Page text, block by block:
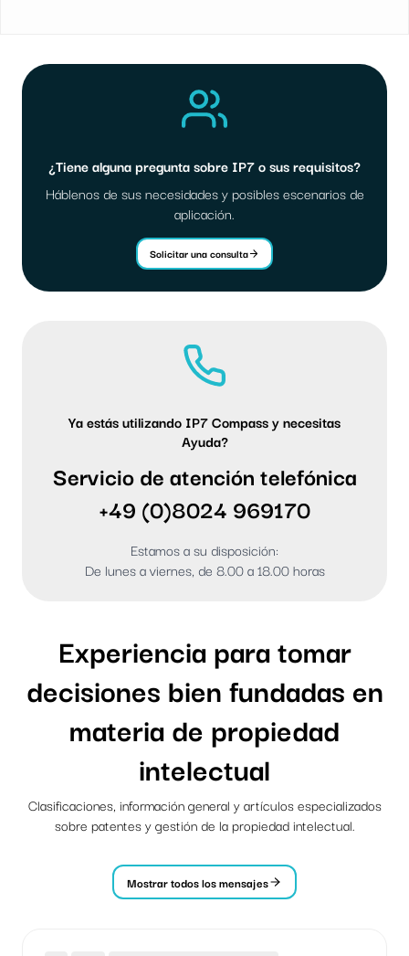
¿Tiene alguna pregunta sobre IP7 o sus requisitos?
Háblenos de sus necesidades y posibles escenarios de
aplicación.
Solicitar una consulta
Ya estás utilizando IP7 Compass y necesitas
Ayuda?
Servicio de atención telefónica
+49 (0)8024 969170
Estamos a su disposición:
De lunes a viernes, de 8.00 a 18.00 horas
Experiencia para tomar
decisiones bien fundadas en
materia de propiedad
intelectual
Clasificaciones, información general y artículos especializados
sobre patentes y gestión de la propiedad intelectual.
Mostrar todos los mensajes